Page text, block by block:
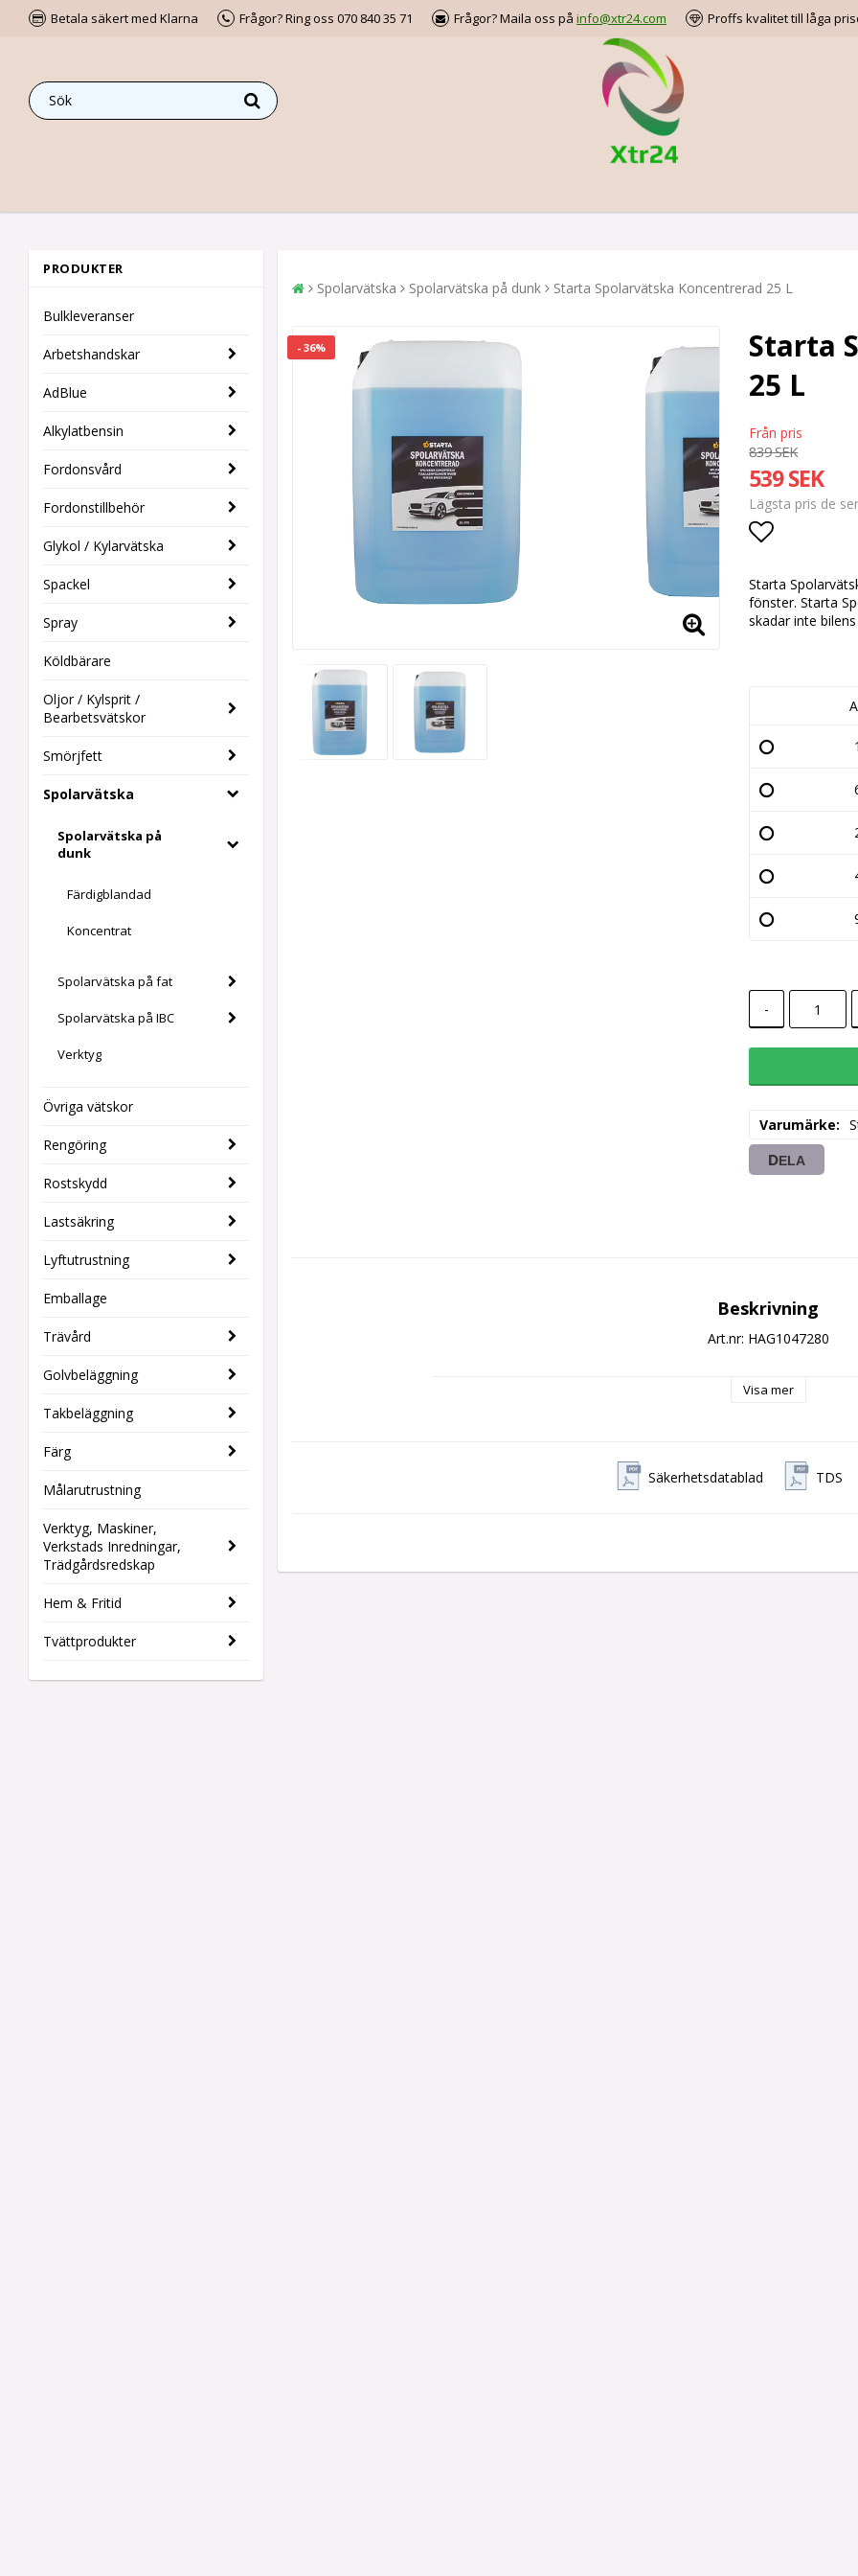
Betala säkert med Klarna Frågor? Ring oss 070 840 35 71 Frågor? Maila oss på info@xtr24.com Proffs kvalitet till låga
PRODUKTER
Bulkleveranser
Arbetshandskar
AdBlue
Alkylatbensin
Fordonsvård
Fordonstillbehör
Glykol / Kylarvätska
Spackel
Spray
Köldbärare
Oljor / Kylsprit /
Bearbetsvätskor
Smörjfett
Spolarvätska
Spolarvätska på
dunk
Färdigblandad
Koncentrat
Spolarvätska på fat
Spolarvätska på IBC
Verktyg
Övriga vätskor
Rengöring
Rostskydd
Lastsäkring
Lyftutrustning
Emballage
Trävård
Golvbeläggning
Takbeläggning
Färg
Målarutrustning
Verktyg, Maskiner,
Verkstads Inredningar,
Trädgårdsredskap
Hem & Fritid
Tvättprodukter
Spolarvätska Spolarvätska på dunk Starta Spolarvätska Koncentrerad 25 L
- 36%
Starta
25 L
839 SEK
539 SEK
Lägsta pris de
Starta
fönster. Starta
skadar inte
-
Varumärke
DELA
Beskrivning
Art.nr: HAG1047280
Visa mer
Säkerhetsdatablad TDS